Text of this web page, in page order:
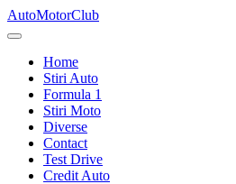
Skip
to
AutoMotorClub
Totul
masini
pasionatii
masini
Home
Stiri Auto
Formula 1
Stiri Moto
Diverse
Contact
Test Drive
Credit Auto